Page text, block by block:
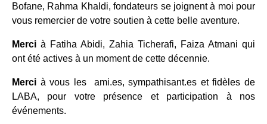
Bofane, Rahma Khaldi, fondateurs se joignent à moi pour
vous remercier de votre soutien à cette belle aventure.
Merci à Fatiha Abidi, Zahia Ticherafi, Faiza Atmani qui
ont été actives à un moment de cette décennie.
Merci à vous les ami.es, sympathisant.es et fidèles de
LABA, pour votre présence et participation à nos
événements.